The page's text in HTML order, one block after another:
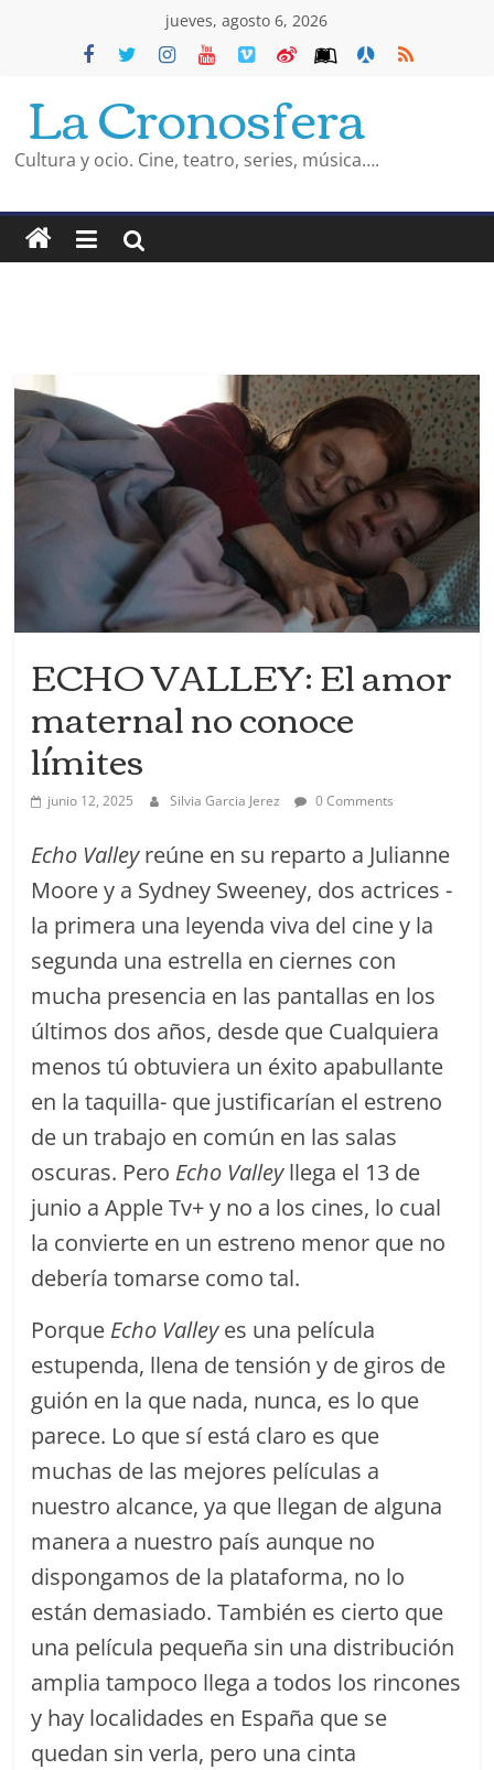
jueves, agosto 6, 2026
La Cronosfera
Cultura y ocio. Cine, teatro, series, música….
ECHO VALLEY: El amor
maternal no conoce
límites
junio 12, 2025 Silvia Garcia Jerez 0 Comments
Echo Valleyreúne en su reparto a Julianne
Moore y a Sydney Sweeney, dos actrices -
la primera una leyenda viva del cine y la
segunda una estrella en ciernes con
mucha presencia en las pantallas en los
últimos dos años, desde que Cualquiera
menos tú obtuviera un éxito apabullante
en la taquilla- que justificarían el estreno
de un trabajo en común en las salas
oscuras. Pero Echo Valleyllega el 13 de
junio a Apple Tv+ y no a los cines, lo cual
la convierte en un estreno menor que no
debería tomarse como tal.
Porque Echo Valleyes una película
estupenda, llena de tensión y de giros de
guión en la que nada, nunca, es lo que
parece. Lo que sí está claro es que
muchas de las mejores películas a
nuestro alcance, ya que llegan de alguna
manera a nuestro país aunque no
dispongamos de la plataforma, no lo
están demasiado. También es cierto que
una película pequeña sin una distribución
amplia tampoco llega a todos los rincones
y hay localidades en España que se
quedan sin verla, pero una cinta